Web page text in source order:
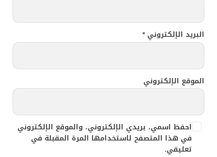
البريد الإلكتروني*
الموقع الإلكتروني
احفظ اسمي، بريدي الإلكتروني، والموقع الإلكتروني
في هذا المتصفح لاستخدامها المرة المقبلة في
تعليقي.